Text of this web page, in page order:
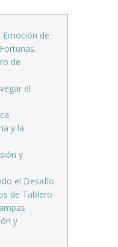
Emoción de
de
el
y la
y
el Desafío
de Tablero
y